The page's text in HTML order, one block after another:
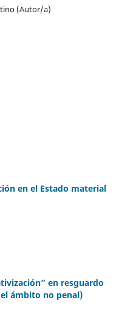
(Autor/a)
en el Estado material
en resguardo
ámbito no penal)